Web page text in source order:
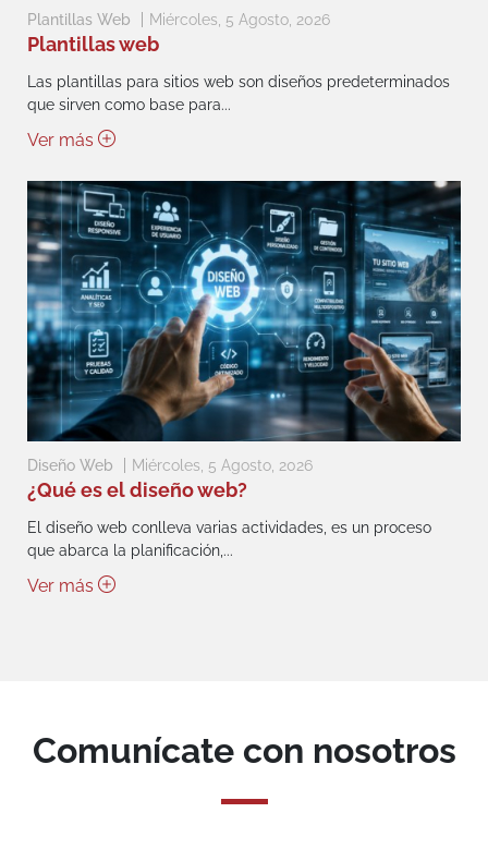
Plantillas Web Miércoles, 5 Agosto, 2026
Plantillas web
Las plantillas para sitios web son diseños predeterminados
que sirven como base para...
Ver más
Diseño Web Miércoles, 5 Agosto, 2026
¿Qué es el diseño web?
El diseño web conlleva varias actividades, es un proceso
que abarca la planificación,...
Ver más
Comunícate con nosotros